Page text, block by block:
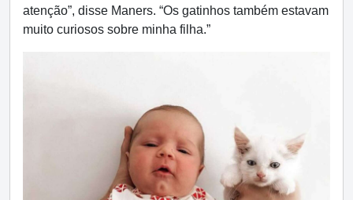
atenção”, disse Maners. “Os gatinhos também estavam
muito curiosos sobre minha filha.”